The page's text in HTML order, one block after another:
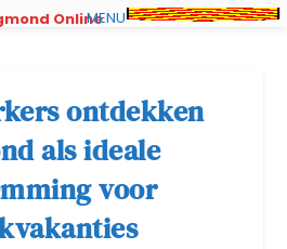
ontdekken
als ideale
voor
OnlineMENU